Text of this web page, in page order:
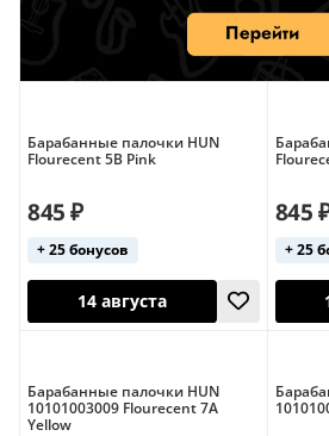
Барабанные палочки HUN
Flourecent 5B Pink
845 ₽
+ 25 бонусов
845 ₽
+ 25
Барабанные палочки HUN
10101003009 Flourecent 7A
Yellow